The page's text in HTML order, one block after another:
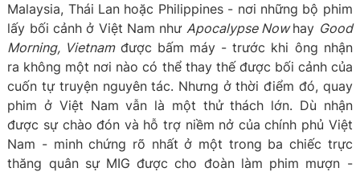
Malaysia, Thái Lan hoặc Philippines - nơi những bộ phim
lấy bối cảnh ở Việt Nam như Apocalypse Nowhay Good
Morning, Vietnam được bấm máy - trước khi ông nhận
ra không một nơi nào có thể thay thế được bối cảnh của
cuốn tự truyện nguyên tác. Nhưng ở thời điểm đó, quay
phim ở Việt Nam vẫn là một thử thách lớn. Dù nhận
được sự chào đón và hỗ trợ niềm nở của chính phủ Việt
Nam - minh chứng rõ nhất ở một trong ba chiếc trực
thăng quân sự MIG được cho đoàn làm phim mượn -